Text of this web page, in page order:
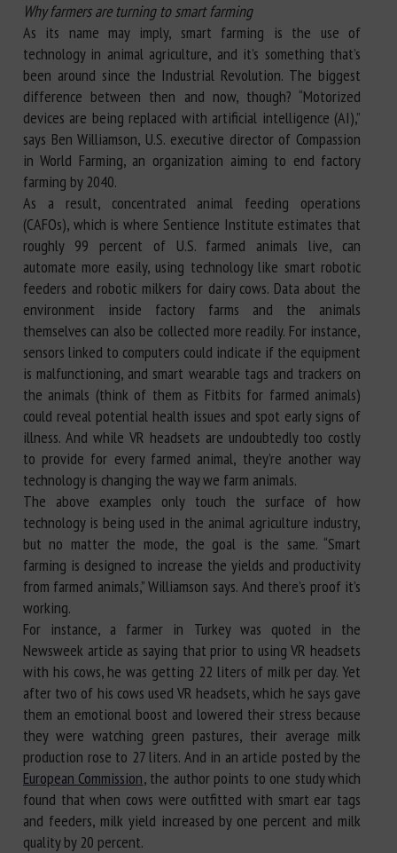
Why farmers are turning to smart farming
As its name may imply, smart farming is the use of
technology in animal agriculture, and it’s something that’s
been around since the Industrial Revolution. The biggest
difference between then and now, though? “Motorized
devices are being replaced with artificial intelligence (AI),”
says Ben Williamson, U.S. executive director of Compassion
in World Farming, an organization aiming to end factory
farming by 2040.
As a result, concentrated animal feeding operations
(CAFOs), which is where Sentience Institute estimates that
roughly 99 percent of U.S. farmed animals live, can
automate more easily, using technology like smart robotic
feeders and robotic milkers for dairy cows. Data about the
environment inside factory farms and the animals
themselves can also be collected more readily. For instance,
sensors linked to computers could indicate if the equipment
is malfunctioning, and smart wearable tags and trackers on
the animals (think of them as Fitbits for farmed animals)
could reveal potential health issues and spot early signs of
illness. And while VR headsets are undoubtedly too costly
to provide for every farmed animal, they’re another way
technology is changing the way we farm animals.
The above examples only touch the surface of how
technology is being used in the animal agriculture industry,
but no matter the mode, the goal is the same. “Smart
farming is designed to increase the yields and productivity
from farmed animals,” Williamson says. And there’s proof it’s
working.
For instance, a farmer in Turkey was quoted in the
Newsweek article as saying that prior to using VR headsets
with his cows, he was getting 22 liters of milk per day. Yet
after two of his cows used VR headsets, which he says gave
them an emotional boost and lowered their stress because
they were watching green pastures, their average milk
production rose to 27 liters. And in an article posted by the
European Commission, the author points to one study which
found that when cows were outfitted with smart ear tags
and feeders, milk yield increased by one percent and milk
quality by 20 percent.